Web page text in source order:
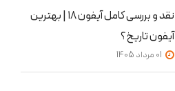
نقد و بررسی کامل آیفون ۱۸ | بهترین
آیفون تاریخ؟